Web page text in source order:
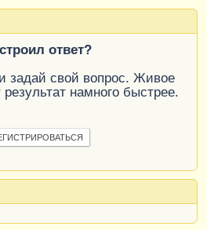
ответ?
задай свой вопрос. Живое
намного быстрее.